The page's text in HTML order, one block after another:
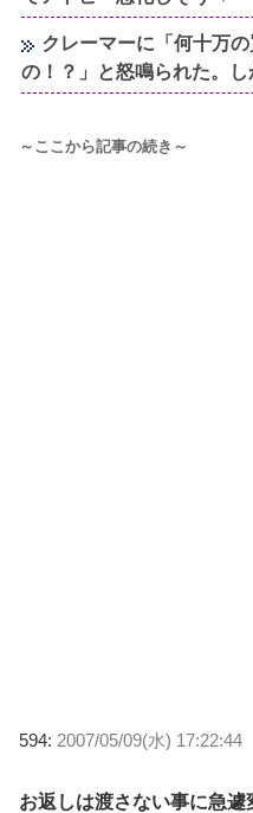
クレーマーに「何十万
の！？」と怒鳴られた。
～ここから記事の続き～
594: 2007/05/09(水) 17:22:44
お返しは渡さない事に急遽